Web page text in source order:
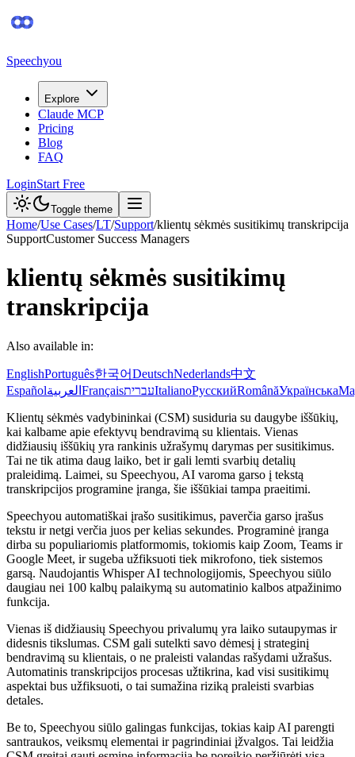
Speechyou
Explore
Claude MCP
Pricing
Blog
FAQ
LoginStart Free
Toggle theme
Home/Use Cases/LT/Support/klientų sėkmės susitikimų transkripcija
SupportCustomer Success Managers
klientų sėkmės susitikimų
transkripcija
Also available in:
EnglishPortuguês한국어DeutschNederlands中文
Españolالعربية FrançaisעבריתItalianoРусскийRomânăУкраїнська
Klientų sėkmės vadybininkai (CSM) susiduria su daugybe iššūkių,
kai kalbame apie efektyvų bendravimą su klientais. Vienas
didžiausių iššūkių yra rankinis užrašymų darymas per susitikimus.
Tai ne tik atima daug laiko, bet ir gali lemti svarbių detalių
praleidimą. Laimei, su Speechyou, AI varoma garso į tekstą
transkripcijos programine įranga, šie iššūkiai tampa praeitimi.
Speechyou automatiškai įrašo susitikimus, paverčia garso įrašus
tekstu ir netgi verčia juos per kelias sekundes. Programinė įranga
dirba su populiariomis platformomis, tokiomis kaip Zoom, Teams ir
Google Meet, ir sugeba užfiksuoti tiek mikrofono, tiek sistemos
garsą. Naudojantis Whisper AI technologijomis, Speechyou siūlo
daugiau nei 100 kalbų palaikymą su automatinio kalbos atpažinimo
funkcija.
Vienas iš didžiausių Speechyou privalumų yra laiko sutaupymas ir
didesnis tikslumas. CSM gali sutelkti savo dėmesį į strateginį
bendravimą su klientais, o ne praleisti valandas rašydami užrašus.
Automatinis transkripcijos procesas užtikrina, kad visi susitikimų
aspektai bus užfiksuoti, o tai sumažina riziką praleisti svarbias
detales.
Be to, Speechyou siūlo galingas funkcijas, tokias kaip AI parengti
santraukos, veiksmų elementai ir pagrindiniai įžvalgos. Tai leidžia